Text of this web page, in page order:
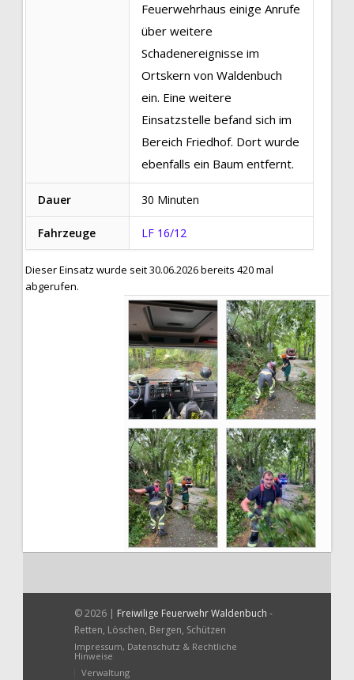
Feuerwehrhaus einige Anrufe
über weitere
Schadenereignisse im
Ortskern von Waldenbuch
ein. Eine weitere
Einsatzstelle befand sich im
Bereich Friedhof. Dort wurde
ebenfalls ein Baum entfernt.
Dauer 30 Minuten
Fahrzeuge LF 16/12
Dieser Einsatz wurde seit 30.06.2026 bereits 420 mal
abgerufen.
© 2026 | Freiwilige Feuerwehr Waldenbuch -
Retten, Löschen, Bergen, Schützen
Impressum, Datenschutz & Rechtliche
Hinweise
Verwaltung